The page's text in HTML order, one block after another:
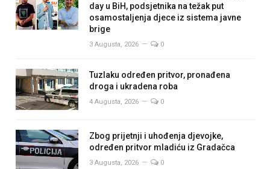
day u BiH, podsjetnika na težak put
osamostaljenja djece iz sistema javne
brige
3 Augusta, 2026 0
Tuzlaku određen pritvor, pronađena
droga i ukradena roba
4 Augusta, 2026 0
Zbog prijetnji i uhođenja djevojke,
određen pritvor mladiću iz Gradačca
3 Augusta, 2026 0